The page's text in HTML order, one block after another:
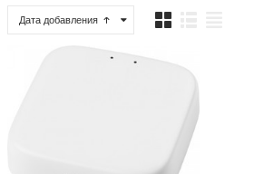
Дата добавления